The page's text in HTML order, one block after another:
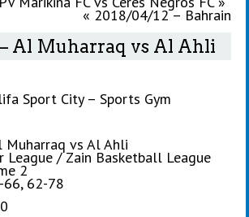
« 2018/04/12 – Bahrain
– Al Muharraq vs Al Ahli
Sport City – Sports Gym
Muharraq vs Al Ahli
League / Zain Basketball League
2
62-78